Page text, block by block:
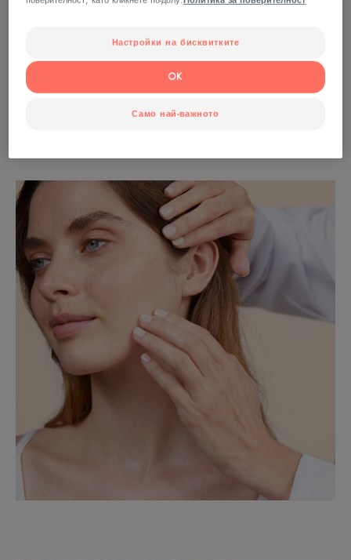
Прочетете повече
Настройки на бисквитките
Само най-важното
OK